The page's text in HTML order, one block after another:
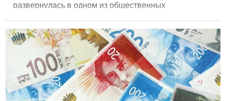
развернулась в одном из общественных
Ирана.